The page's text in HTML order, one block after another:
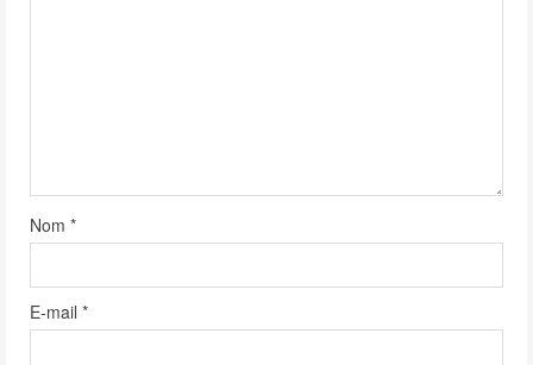
g
Nom *
E-mail *